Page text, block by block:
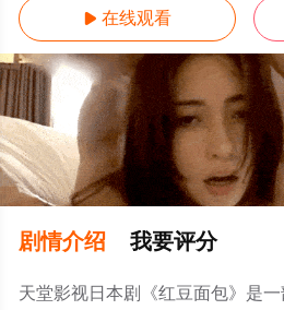
 在线观看
剧情介绍 我要评分
天堂影视日本剧《红豆面包》是